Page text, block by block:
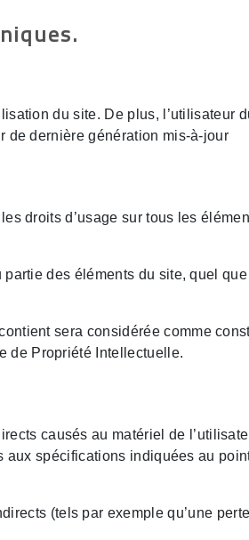
du site. De plus, l’utilisateur
de dernière génération mis-à-jour
droits d’usage sur tous les
des éléments du site, quel
sera considérée comme
de Propriété Intellectuelle.
causés au matériel de
spécifications indiquées au
(tels par exemple qu’une